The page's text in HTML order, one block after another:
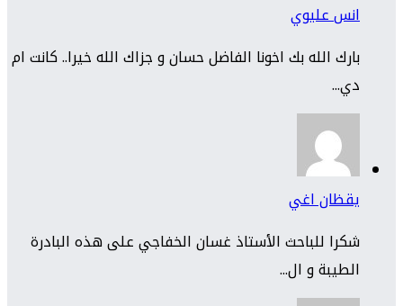
انس عليوي
بارك الله بك اخونا الفاضل حسان و جزاك الله خيرا.. كانت ام
دي...
يقظان اغي
شكرا للباحث الأستاذ غسان الخفاجي على هذه البادرة
الطيبة و ال...